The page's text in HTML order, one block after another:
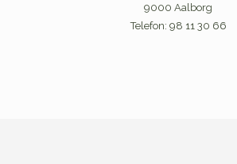
9000 Aalborg
Telefon: 98 11 30 66